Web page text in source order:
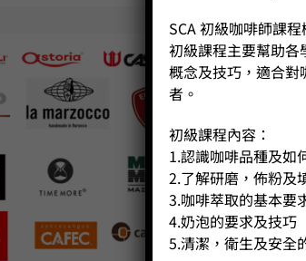
公司
關於我們
導師簡
商店（
課程/工
SCA 初級咖啡師課程
初級課程主要幫助
概念及技巧，適合
者。
初級課程內容：
1.認識咖啡品種及如
2.了解研磨，佈粉及
3.咖啡萃取的基本要
4.奶泡的要求及技巧
5.清潔，衛生及安全